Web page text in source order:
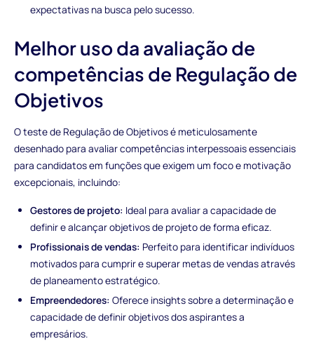
expectativas na busca pelo sucesso.
Melhor uso da avaliação de
competências de Regulação de
Objetivos
O teste de Regulação de Objetivos é meticulosamente
desenhado para avaliar competências interpessoais essenciais
para candidatos em funções que exigem um foco e motivação
excepcionais, incluindo:
Gestores de projeto: Ideal para avaliar a capacidade de
definir e alcançar objetivos de projeto de forma eficaz.
Profissionais de vendas: Perfeito para identificar indivíduos
motivados para cumprir e superar metas de vendas através
de planeamento estratégico.
Empreendedores: Oferece insights sobre a determinação e
capacidade de definir objetivos dos aspirantes a
empresários.